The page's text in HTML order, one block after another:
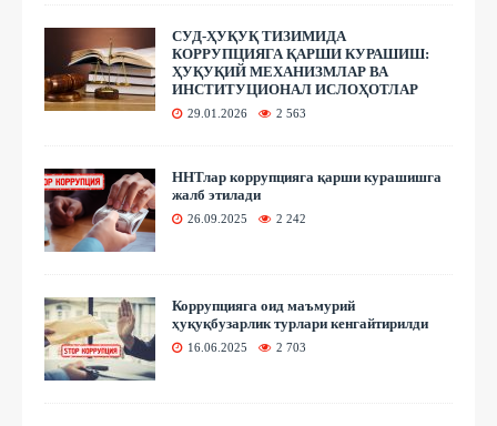
СУД-ҲУҚУҚ ТИЗИМИДА
КОРРУПЦИЯГА ҚАРШИ КУРАШИШ:
ҲУҚУҚИЙ МЕХАНИЗМЛАР ВА
ИНСТИТУЦИОНАЛ ИСЛОҲОТЛАР
29.01.2026 2 563
ННТлар коррупцияга қарши курашишга
жалб этилади
26.09.2025 2 242
Коррупцияга оид маъмурий
ҳуқуқбузарлик турлари кенгайтирилди
16.06.2025 2 703